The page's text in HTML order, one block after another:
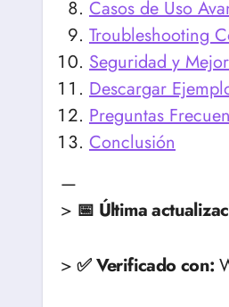
Casos de Uso
Troubleshooting
Seguridad y
Descargar
Preguntas
Conclusión
—
> 📅 Última
> ✅ Verificado con: